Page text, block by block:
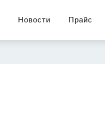
Новости Прайс